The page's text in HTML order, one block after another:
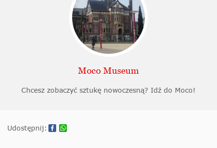
Moco Museum
Chcesz zobaczyć sztukę nowoczesną? Idź do Moco!
Udostępnij: